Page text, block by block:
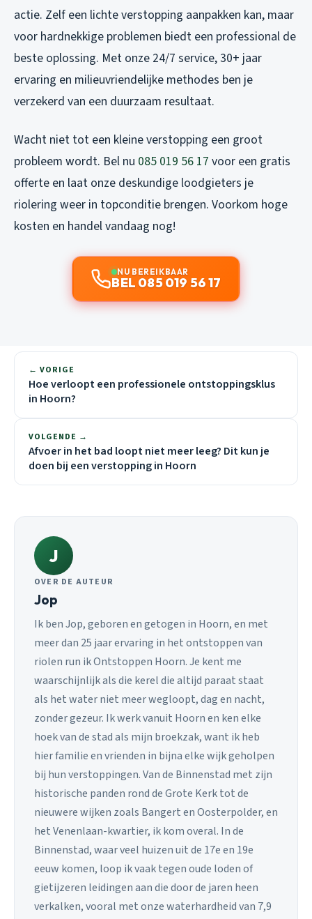
actie. Zelf een lichte verstopping aanpakken kan, maar
voor hardnekkige problemen biedt een professional de
beste oplossing. Met onze 24/7 service, 30+ jaar
ervaring en milieuvriendelijke methodes ben je
verzekerd van een duurzaam resultaat.
Wacht niet tot een kleine verstopping een groot
probleem wordt. Bel nu 085 019 56 17 voor een gratis
offerte en laat onze deskundige loodgieters je
riolering weer in topconditie brengen. Voorkom hoge
kosten en handel vandaag nog!
NU BEREIKBAAR
BEL 085 019 56 17
← VORIGE
Hoe verloopt een professionele ontstoppingsklus
in Hoorn?
VOLGENDE →
Afvoer in het bad loopt niet meer leeg? Dit kun je
doen bij een verstopping in Hoorn
J
OVER DE AUTEUR
Jop
Ik ben Jop, geboren en getogen in Hoorn, en met
meer dan 25 jaar ervaring in het ontstoppen van
riolen run ik Ontstoppen Hoorn. Je kent me
waarschijnlijk als die kerel die altijd paraat staat
als het water niet meer wegloopt, dag en nacht,
zonder gezeur. Ik werk vanuit Hoorn en ken elke
hoek van de stad als mijn broekzak, want ik heb
hier familie en vrienden in bijna elke wijk geholpen
bij hun verstoppingen. Van de Binnenstad met zijn
historische panden rond de Grote Kerk tot de
nieuwere wijken zoals Bangert en Oosterpolder, en
het Venenlaan-kwartier, ik kom overal. In de
Binnenstad, waar veel huizen uit de 17e en 19e
eeuw komen, loop ik vaak tegen oude loden of
gietijzeren leidingen aan die door de jaren heen
verkalken, vooral met onze waterhardheid van 7,9